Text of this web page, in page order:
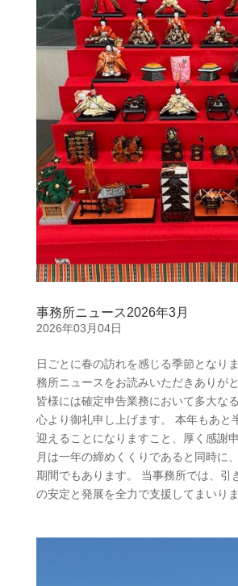
事務所ニュース2026年3月
2026年03月04日
日ごとに春の訪れを感じる季節となり
務所ニュースをお読みいただきありが
皆様には確定申告業務において多大な
心より御礼申し上げます。 本年もあと
迎えることになりますこと、厚く感謝
月は一年の締めくくりであると同時に
期間でもあります。 当事務所では、引
の安定と発展を全力で支援してまいりま